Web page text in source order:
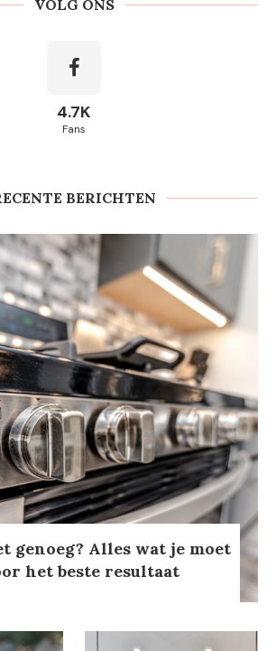
VOLG ONS
4.7K
Fans
BERICHTEN
genoeg? Alles wat je moet
het beste resultaat